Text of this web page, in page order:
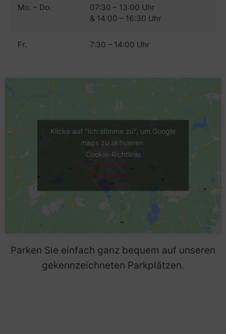
Mo. – Do.
07:30 – 13:00 Uhr
& 14:00 – 16:30 Uhr
Fr. 7:30 – 14:00 Uhr
Klicke auf "Ich stimme zu", um Google
maps zu aktivieren
Cookie-Richtlinie
Ich stimme zu
Parken Sie einfach ganz bequem auf unseren
gekennzeichneten Parkplätzen.